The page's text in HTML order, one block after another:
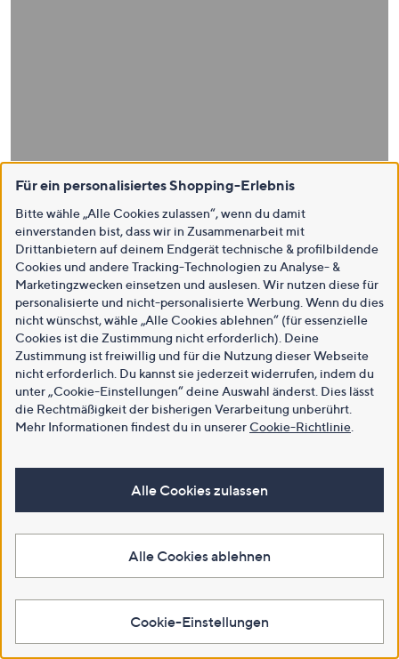
Für ein personalisiertes Shopping-Erlebnis
Bitte wähle „Alle Cookies zulassen“, wenn du damit
einverstanden bist, dass wir in Zusammenarbeit mit
Drittanbietern auf deinem Endgerät technische & profilbildende
Cookies und andere Tracking-Technologien zu Analyse- &
Marketingzwecken einsetzen und auslesen. Wir nutzen diese für
personalisierte und nicht-personalisierte Werbung. Wenn du dies
nicht wünschst, wähle „Alle Cookies ablehnen“ (für essenzielle
Cookies ist die Zustimmung nicht erforderlich). Deine
Zustimmung ist freiwillig und für die Nutzung dieser Webseite
nicht erforderlich. Du kannst sie jederzeit widerrufen, indem du
unter „Cookie-Einstellungen“ deine Auswahl änderst. Dies lässt
die Rechtmäßigkeit der bisherigen Verarbeitung unberührt.
Mehr Informationen findest du in unsererCookie-Richtlinie
Alle Cookies zulassen
Alle Cookies ablehnen
Cookie-Einstellungen